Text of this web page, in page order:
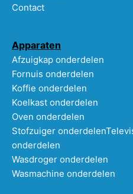
Contact
Apparaten
Afzuigkap onderdelen
Fornuis onderdelen
Koffie onderdelen
Koelkast onderdelen
Oven onderdelen
Stofzuiger onderdelen
onderdelen
Wasdroger onderdelen
Wasmachine onderdelen